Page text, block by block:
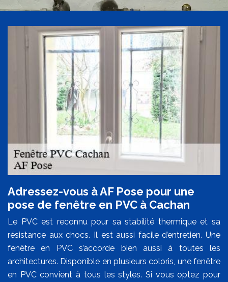
Adressez-vous à AF Pose pour une
pose de fenêtre en PVC à Cachan
Le PVC est reconnu pour sa stabilité thermique et sa
résistance aux chocs. Il est aussi facile d’entretien. Une
fenêtre en PVC s’accorde bien aussi à toutes les
architectures. Disponible en plusieurs coloris, une fenêtre
en PVC convient à tous les styles. Si vous optez pour